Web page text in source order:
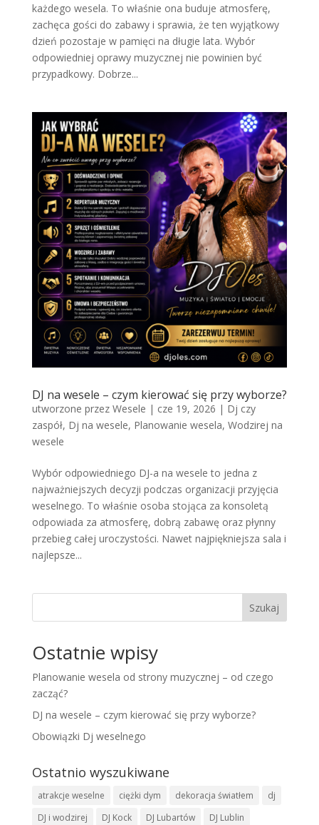
każdego wesela. To właśnie ona buduje atmosferę,
zachęca gości do zabawy i sprawia, że ten wyjątkowy
dzień pozostaje w pamięci na długie lata. Wybór
odpowiedniej oprawy muzycznej nie powinien być
przypadkowy. Dobrze...
DJ na wesele – czym kierować się przy wyborze?
utworzone przez Wesele | cze 19, 2026 | Dj czy
zaspół, Dj na wesele, Planowanie wesela, Wodzirej na
wesele
Wybór odpowiedniego DJ-a na wesele to jedna z
najważniejszych decyzji podczas organizacji przyjęcia
weselnego. To właśnie osoba stojąca za konsoletą
odpowiada za atmosferę, dobrą zabawę oraz płynny
przebieg całej uroczystości. Nawet najpiękniejsza sala i
najlepsze...
Szukaj
Ostatnie wpisy
Planowanie wesela od strony muzycznej – od czego
zacząć?
DJ na wesele – czym kierować się przy wyborze?
Obowiązki Dj weselnego
Ostatnio wyszukiwane
atrakcje weselne ciężki dym dekoracja światłem
dj
DJ i wodzirej
DJ Kock DJ Lubartów
DJ Lublin